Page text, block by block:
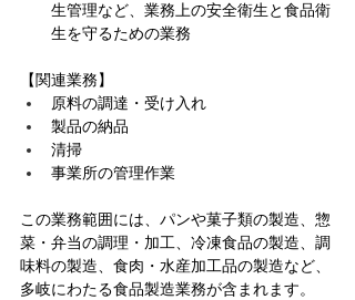
生管理など、業務上の安全衛生と食品衛
生を守るための業務
【関連業務】
原料の調達・受け入れ
製品の納品
清掃
事業所の管理作業
この業務範囲には、パンや菓子類の製造、惣
菜・弁当の調理・加工、冷凍食品の製造、調
味料の製造、食肉・水産加工品の製造など、
多岐にわたる食品製造業務が含まれます。